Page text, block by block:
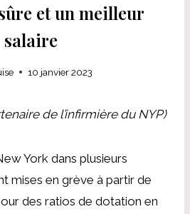
et un meilleur
salaire
10 janvier 2023
de l’infirmière du NYP)
York dans plusieurs
mises en grève à partir de
des ratios de dotation en